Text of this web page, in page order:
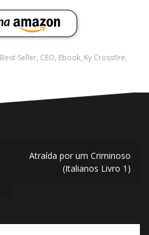
Best-Seller, CEO, Ebook, Ky Crossfire,
Atraída por um Criminoso
(Italianos Livro 1)